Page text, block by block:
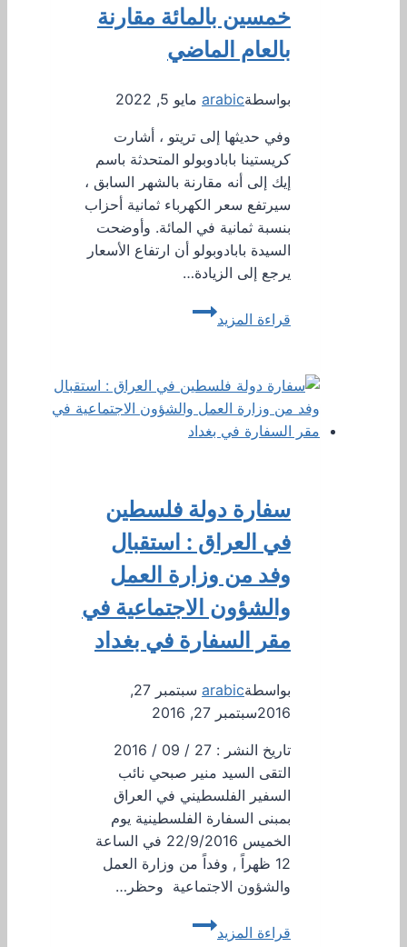
مع
الأمم
المتحدة
خمسين بالمائة مقارنة
بالعام الماضي
بواسطةarabic مايو 5, 2022
وفي حديثها إلى تريتو ، أشارت
كريستينا بابادوبولو المتحدثة باسم
إيك إلى أنه مقارنة بالشهر السابق ،
سيرتفع سعر الكهرباء ثمانية أحزاب
بنسبة ثمانية في المائة. وأوضحت
السيدة بابادوبولو أن ارتفاع الأسعار
يرجع إلى الزيادة…
قراءة المزيد
ارتفع
سعر
بنحو
خمسين
بالمائة
سفارة دولة فلسطين
في العراق : استقبال
وفد من وزارة العمل
والشؤون الاجتماعية في
مقر السفارة في بغداد
بواسطةarabic
سبتمبر 27,
2016سبتمبر 27, 2016
تاريخ النشر : 27 / 09 / 2016
التقى السيد منير صبحي نائب
السفير الفلسطيني في العراق
بمبنى السفارة الفلسطينية يوم
الخميس 22/9/2016 في الساعة
12 ظهراً , وفداً من وزارة العمل
والشؤون الاجتماعية وحظر…
قراءة المزيد
سفارة